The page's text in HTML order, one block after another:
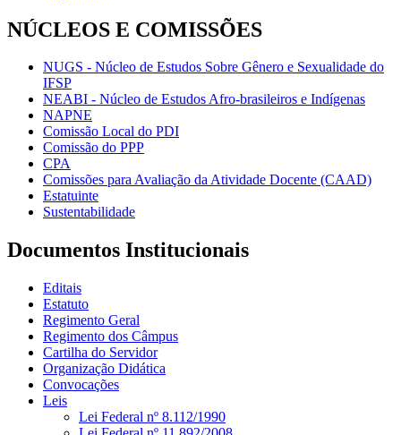
NÚCLEOS E COMISSÕES
NUGS - Núcleo de Estudos Sobre Gênero e Sexualidade do
IFSP
NEABI - Núcleo de Estudos Afro-brasileiros e Indígenas
NAPNE
Comissão Local do PDI
Comissão do PPP
CPA
Comissões para Avaliação da Atividade Docente (CAAD)
Estatuinte
Sustentabilidade
Documentos Institucionais
Editais
Estatuto
Regimento Geral
Regimento dos Câmpus
Cartilha do Servidor
Organização Didática
Convocações
Leis
Lei Federal nº 8.112/1990